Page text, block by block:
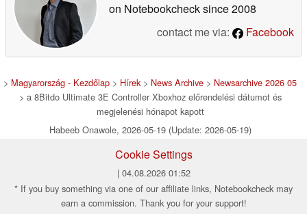
on Notebookchecksince 2008
contact me via:
Facebook
> Magyarország - Kezdőlap > Hírek> News Archive > Newsarchive 2026 05
> a 8Bitdo Ultimate 3E Controller Xboxhoz előrendelési dátumot és
megjelenési hónapot kapott
Habeeb Onawole, 2026-05-19 (Update: 2026-05-19)
Cookie Settings
| 04.08.2026 01:52
* If you buy something via one of our affiliate links, Notebookcheck may
earn a commission. Thank you for your support!